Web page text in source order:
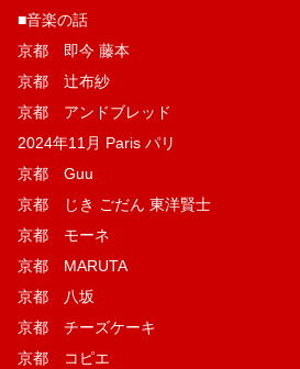
■音楽の話
京都 即今 藤本
京都 辻布紗
京都 アンドブレッド
2024年11月 Paris パリ
京都 Guu
京都 じき ごだん 東洋賢士
京都 モーネ
京都 MARUTA
京都 八坂
京都 チーズケーキ
京都 コピエ